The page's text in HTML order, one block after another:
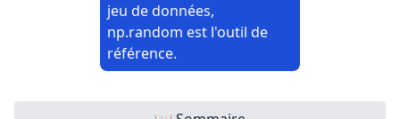
jeu de données,
np.random est l'outil de
référence.